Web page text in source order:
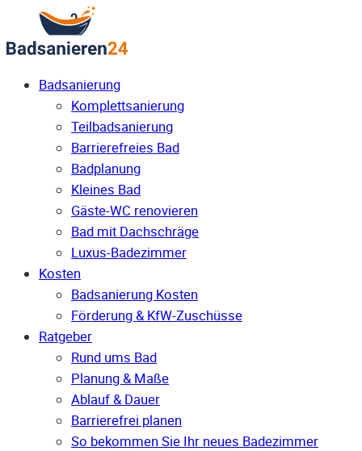
Badsanierung
Komplettsanierung
Teilbadsanierung
Barrierefreies Bad
Badplanung
Kleines Bad
Gäste-WC renovieren
Bad mit Dachschräge
Luxus-Badezimmer
Kosten
Badsanierung Kosten
Förderung & KfW-Zuschüsse
Ratgeber
Rund ums Bad
Planung & Maße
Ablauf & Dauer
Barrierefrei planen
So bekommen Sie Ihr neues Badezimmer